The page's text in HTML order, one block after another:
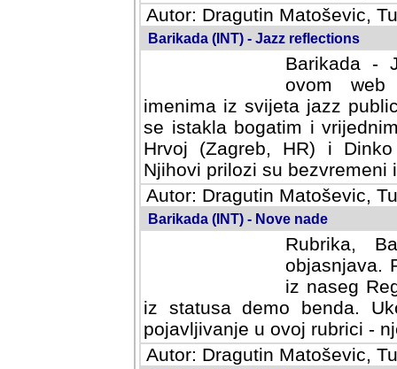
Autor: Dragutin Matoševic,
Barikada (INT) - Jazz reflections
Barikada -
ovom web
imenima iz svijeta jazz
se istakla bogatim i
Hrvoj (Zagreb, HR) i
Njihovi prilozi su bezvremeni
Autor: Dragutin Matoševic,
Barikada (INT) - Nove nade
Rubrika,
objasnjava.
iz naseg
iz statusa demo benda.
pojavljivanje u ovoj rubrici -
Autor: Dragutin Matoševic,